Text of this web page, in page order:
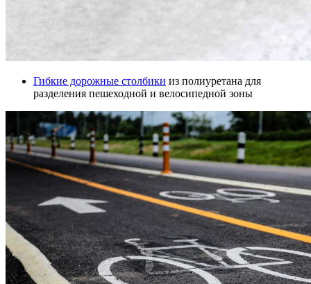
Гибкие дорожные столбики из полиуретана для
разделения пешеходной и велосипедной зоны